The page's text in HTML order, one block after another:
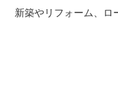
新築やリフォーム、ロ